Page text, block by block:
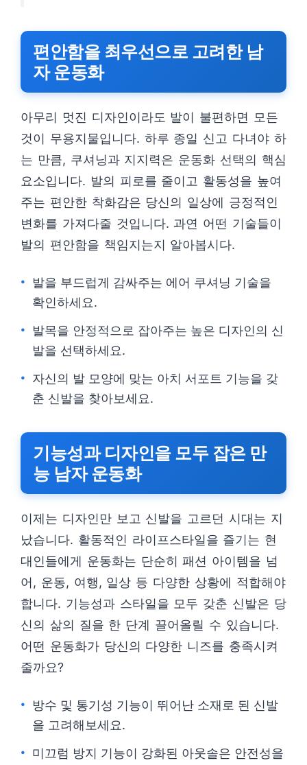
편안함을 최우선으로 고려한 남
자 운동화
아무리 멋진 디자인이라도 발이 불편하면 모든
것이 무용지물입니다. 하루 종일 신고 다녀야 하
는 만큼, 쿠셔닝과 지지력은 운동화 선택의 핵심
요소입니다. 발의 피로를 줄이고 활동성을 높여
주는 편안한 착화감은 당신의 일상에 긍정적인
변화를 가져다줄 것입니다. 과연 어떤 기술들이
발의 편안함을 책임지는지 알아봅시다.
발을 부드럽게 감싸주는 에어 쿠셔닝 기술을
확인하세요.
발목을 안정적으로 잡아주는 높은 디자인의 신
발을 선택하세요.
자신의 발 모양에 맞는 아치 서포트 기능을 갖
춘 신발을 찾아보세요.
기능성과 디자인을 모두 잡은 만
능 남자 운동화
이제는 디자인만 보고 신발을 고르던 시대는 지
났습니다. 활동적인 라이프스타일을 즐기는 현
대인들에게 운동화는 단순히 패션 아이템을 넘
어, 운동, 여행, 일상 등 다양한 상황에 적합해야
합니다. 기능성과 스타일을 모두 갖춘 신발은 당
신의 삶의 질을 한 단계 끌어올릴 수 있습니다.
어떤 운동화가 당신의 다양한 니즈를 충족시켜
줄까요?
방수 및 통기성 기능이 뛰어난 소재로 된 신발
을 고려해보세요.
미끄럼 방지 기능이 강화된 아웃솔은 안전성을